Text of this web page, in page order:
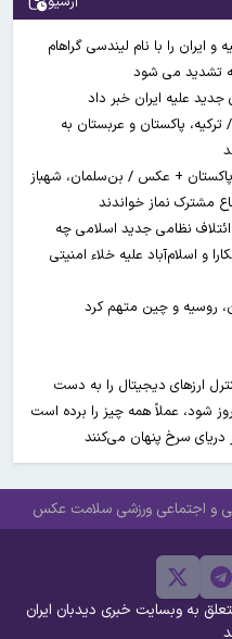
ایران را با نام لیندسی گراهام
تشدید می شود
علیه ایران خبر داد
پاکستان و عربستان به
+ عکس / بن‌سلمان، شهباز
مشترک نماز خواندند
نظامی جدید اسلامی چه
و اسلام‌آباد علیه خلاء امنیتی
روسیه و چین متهم کرد
ارز‌های دیجیتال را به دست
عملاً همه چیز را برده است
سرخ پنهان می‌کنند
و اجتماعی ورزشی سلامت عکس
به وبسایت خبری دیدبان ایران